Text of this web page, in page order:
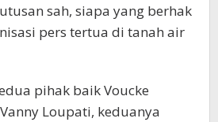
sah, siapa yang berhak
pers tertua di tanah air
pihak baik Voucke
Loupati, keduanya